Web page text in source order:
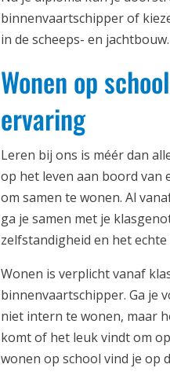
binnenvaartschipper of
in de scheeps- en jachtbouw.
Wonen op
ervaring
Leren bij ons is méér dan
op het leven aan boord van
om samen te wonen. Al
ga je samen met je
zelfstandigheid en het
Wonen is verplicht vanaf
binnenvaartschipper. Ga je
niet intern te wonen, maar
komt of het leuk vindt om
wonen op school vind je op